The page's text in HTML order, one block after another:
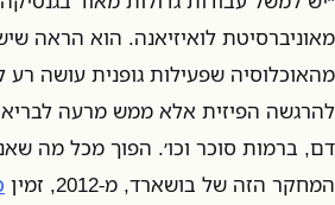
מהאוכלוסיה שפעילות גופנית עושה
להרגשה הפיזית אלא ממש מרעה
דם, ברמות סוכר וכו׳. הפוך מכל מה
המחקר הזה של בושארד, מ-2012, זמין